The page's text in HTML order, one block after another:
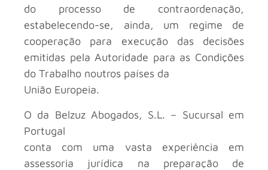
do processo de contraordenação,
estabelecendo-se, ainda, um regime de
cooperação para execução das decisões
emitidas pela Autoridade para as Condições
do Trabalho noutros países da
União Europeia.
O da Belzuz Abogados, S.L. – Sucursal em
Portugal
conta com uma vasta experiência em
assessoria jurídica na preparação de